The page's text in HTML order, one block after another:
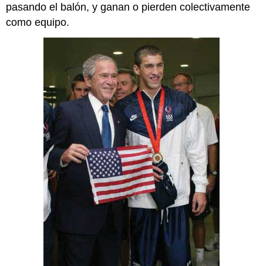
pasando el balón, y ganan o pierden colectivamente
como equipo.